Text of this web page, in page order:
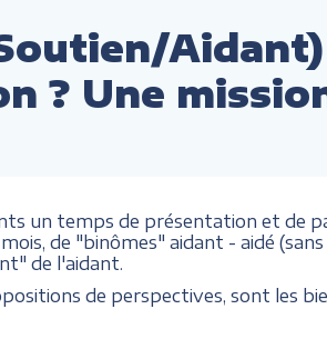
? Une
un temps de présentation et de
de "binômes" aidant - aidé
de l'aidant.
de perspectives, sont les